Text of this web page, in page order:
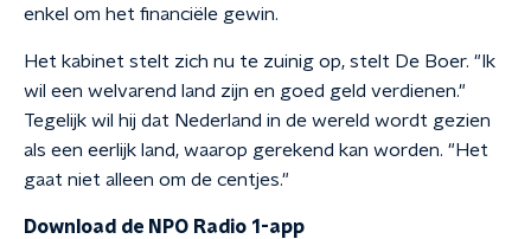
enkel om het financiële gewin.
Het kabinet stelt zich nu te zuinig op, stelt De Boer. "Ik
wil een welvarend land zijn en goed geld verdienen."
Tegelijk wil hij dat Nederland in de wereld wordt gezien
als een eerlijk land, waarop gerekend kan worden. "Het
gaat niet alleen om de centjes."
Download de NPO Radio 1-app